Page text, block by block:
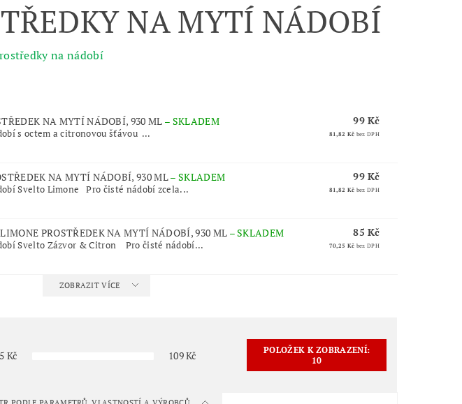
NA MYTÍ NÁDOBÍ
na nádobí
NA MYTÍ NÁDOBÍ, 930 ML – SKLADEM
s octem a citronovou šťávou ...
99 Kč
81,82 Kč bez DPH
NA MYTÍ NÁDOBÍ, 930 ML– SKLADEM
Svelto Limone Pro čisté nádobí zcela...
99 Kč
81,82 Kč bez DPH
PROSTŘEDEK NA MYTÍ NÁDOBÍ, 930 ML –SKLADEM
Svelto Zázvor & Citron Pro čisté nádobí...
85 Kč
70,25 Kč bez DPH
ZOBRAZIT VÍCE
Kč 109Kč
POLOŽEK K ZOBRAZENÍ:
10